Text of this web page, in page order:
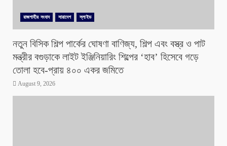
রাজশাহীর সংবাদ সারাদেশ স্লাইড
নতুন বিসিক শিল্প পার্কের ঘোষণা বাণিজ্য, শিল্প এবং বস্ত্র ও পাট
মন্ত্রীর বগুড়াকে লাইট ইঞ্জিনিয়ারিং শিল্পের ‘হাব’ হিসেবে গড়ে
তোলা হবে-প্রায় ৪০০ একর জমিতে
August 9, 2026